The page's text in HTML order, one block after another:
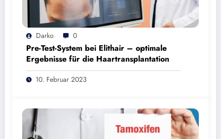
Darko 0
Pre-Test-System bei Elithair – optimale
Ergebnisse für die Haartransplantation
10. Februar 2023